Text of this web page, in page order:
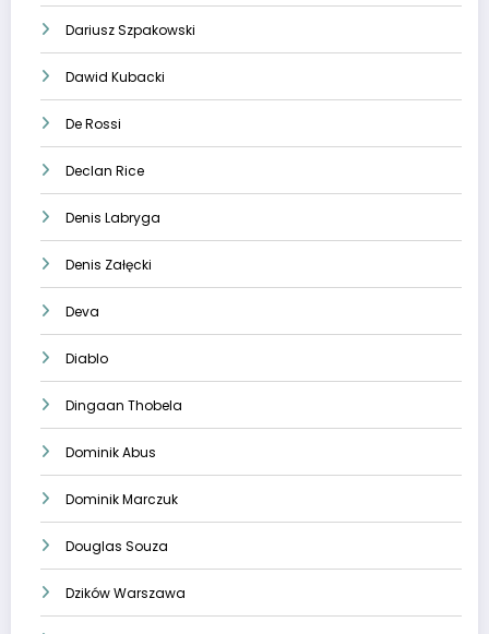
Dariusz Szpakowski
Dawid Kubacki
De Rossi
Declan Rice
Denis Labryga
Denis Załęcki
Deva
Diablo
Dingaan Thobela
Dominik Abus
Dominik Marczuk
Douglas Souza
Dzików Warszawa